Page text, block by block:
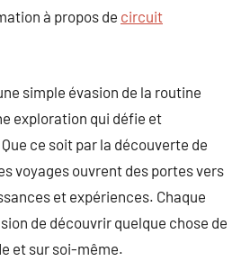
à propos de circuit
simple évasion de la routine
exploration qui défie et
ce soit par la découverte de
voyages ouvrent des portes vers
et expériences. Chaque
de découvrir quelque chose de
et sur soi-même.